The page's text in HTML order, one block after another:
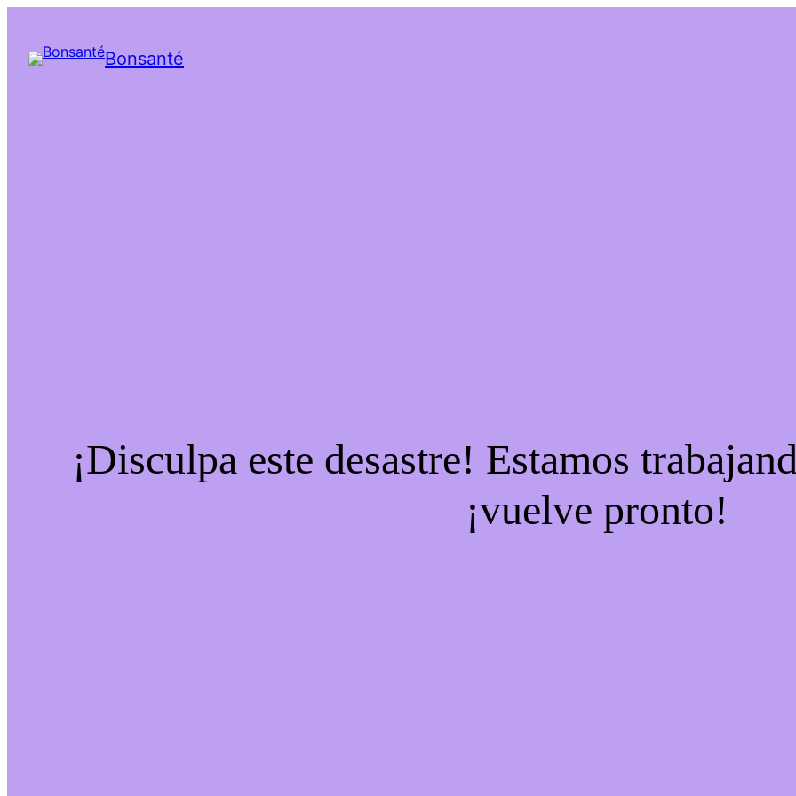
Bonsanté
¡Disculpa este desastre! Estamos
¡vuelve pronto!